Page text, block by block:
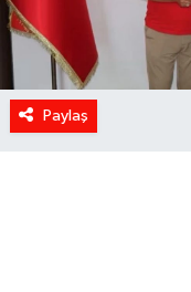
Paylaş